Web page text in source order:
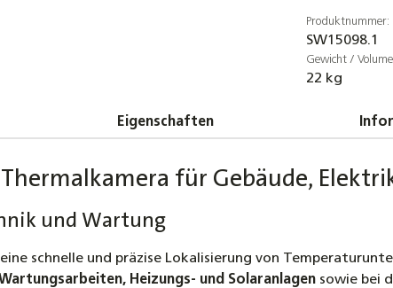
Produktnummer:
SW15098.1
Gewicht /
22 kg
Eigenschaften
für Gebäude,
und Wartung
schnelle und präzise Lokalisierung von
Heizungs- und Solaranlagen sowie bei